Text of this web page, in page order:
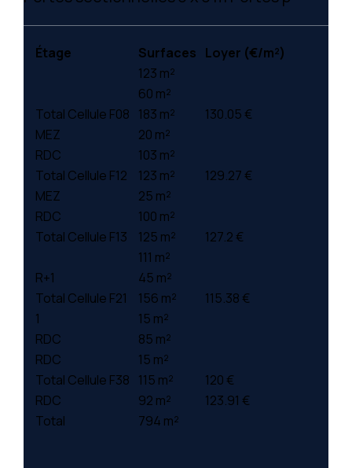
Étage Surfaces Loyer (€/m²)
123 m²
60 m²
Total Cellule F08 183 m²
130.05 €
MEZ
20 m²
RDC
103 m²
Total Cellule F12
123 m²
129.27 €
MEZ
25 m²
RDC
100 m²
Total Cellule F13
125 m²
127.2 €
111 m²
R+1
45 m²
Total Cellule F21
156 m²
115.38 €
1
15 m²
RDC
85 m²
RDC
15 m²
Total Cellule F38 115 m²
120 €
RDC
92 m²
123.91 €
Total
794 m²